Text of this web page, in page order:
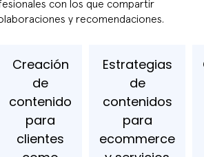
con los que compartir
y recomendaciones.
Creación
de
contenido
para
clientes
Estrategias
de
contenidos
para
ecommerce